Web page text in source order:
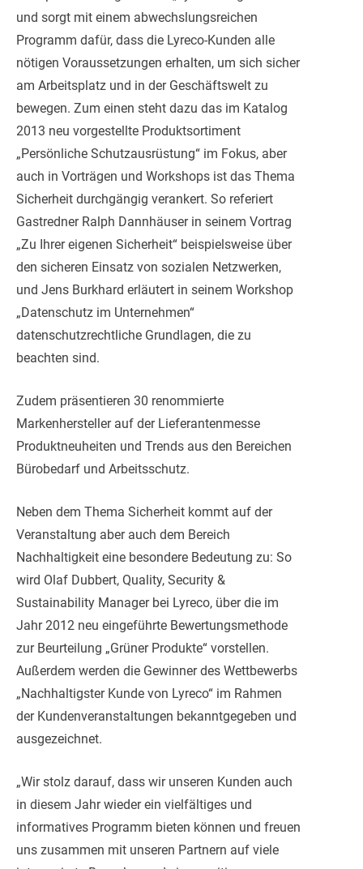
und sorgt mit einem abwechslungsreichen
Programm dafür, dass die Lyreco-Kunden alle
nötigen Voraussetzungen erhalten, um sich sicher
am Arbeitsplatz und in der Geschäftswelt zu
bewegen. Zum einen steht dazu das im Katalog
2013 neu vorgestellte Produktsortiment
„Persönliche Schutzausrüstung“ im Fokus, aber
auch in Vorträgen und Workshops ist das Thema
Sicherheit durchgängig verankert. So referiert
Gastredner Ralph Dannhäuser in seinem Vortrag
„Zu Ihrer eigenen Sicherheit“ beispielsweise über
den sicheren Einsatz von sozialen Netzwerken,
und Jens Burkhard erläutert in seinem Workshop
„Datenschutz im Unternehmen“
datenschutzrechtliche Grundlagen, die zu
beachten sind.
Zudem präsentieren 30 renommierte
Markenhersteller auf der Lieferantenmesse
Produktneuheiten und Trends aus den Bereichen
Bürobedarf und Arbeitsschutz.
Neben dem Thema Sicherheit kommt auf der
Veranstaltung aber auch dem Bereich
Nachhaltigkeit eine besondere Bedeutung zu: So
wird Olaf Dubbert, Quality, Security &
Sustainability Manager bei Lyreco, über die im
Jahr 2012 neu eingeführte Bewertungsmethode
zur Beurteilung „Grüner Produkte“ vorstellen.
Außerdem werden die Gewinner des Wettbewerbs
„Nachhaltigster Kunde von Lyreco“ im Rahmen
der Kundenveranstaltungen bekanntgegeben und
ausgezeichnet.
„Wir stolz darauf, dass wir unseren Kunden auch
in diesem Jahr wieder ein vielfältiges und
informatives Programm bieten können und freuen
uns zusammen mit unseren Partnern auf viele